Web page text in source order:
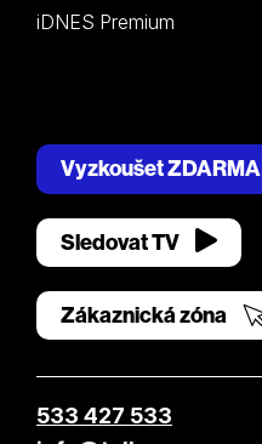
iDNES Premium
Vyzkoušet ZDARMA
Sledovat TV
Zákaznická zóna
533 427 533